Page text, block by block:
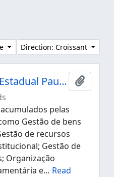
Direction: Croissant
Unesp - Universidade Estadual Paulista "Júlio de Mesquita Filho"
Ajouter
pelas
Gestão de bens
de recursos
Gestão de
Organização
e… Read